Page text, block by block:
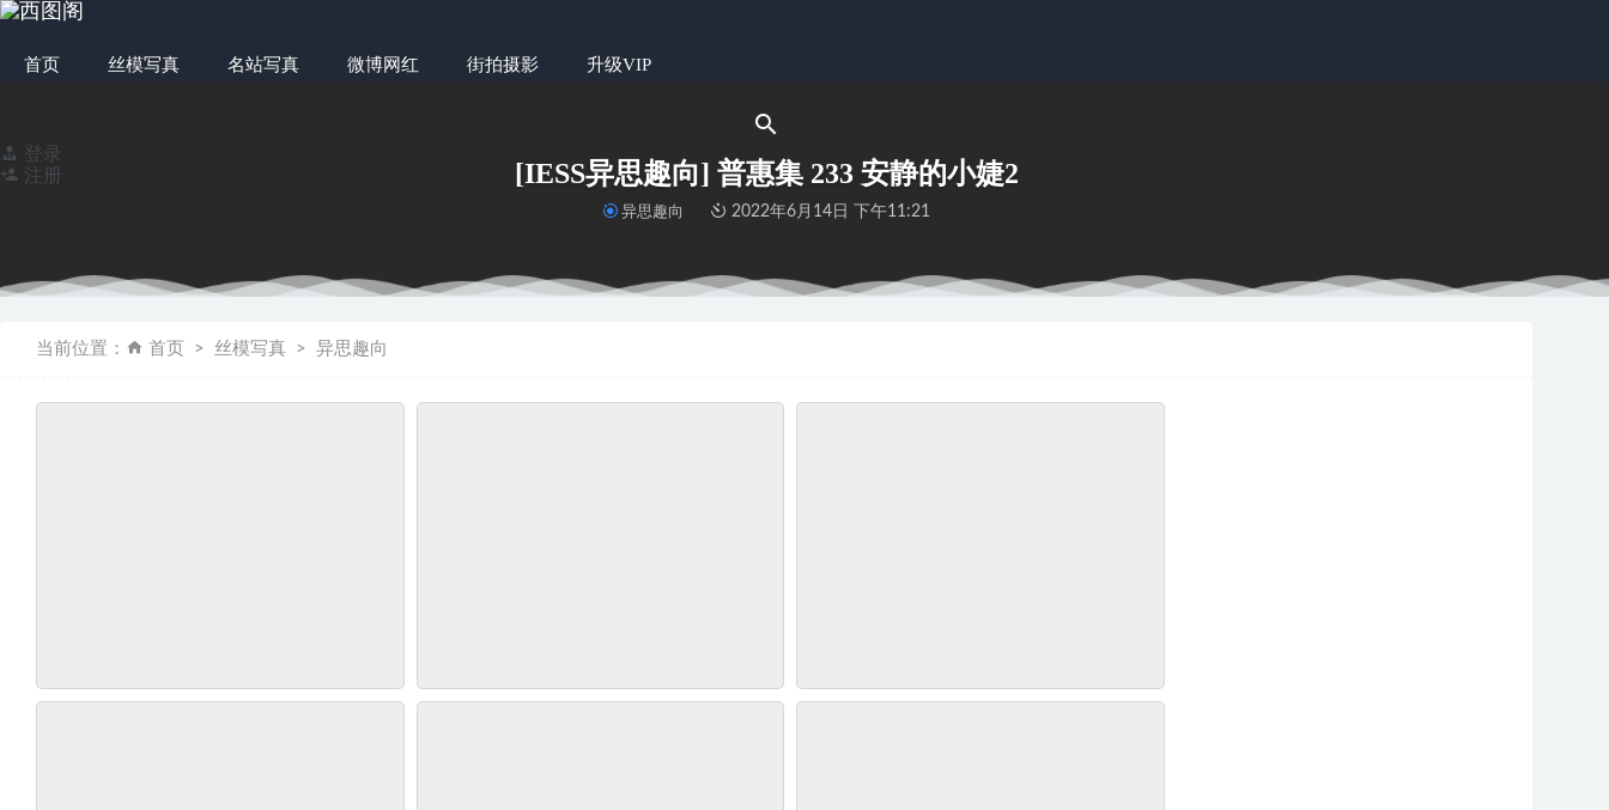
首页 丝模写真 名站写真 微博网红 街拍摄影 升级VIP
登录
注册
[IESS异思趣向] 普惠集 233 安静的小婕2
异思趣向 2022年6月14日 下午11:21
当前位置： 首页 丝模写真 异思趣向小众视觉 No.0036 小薯条